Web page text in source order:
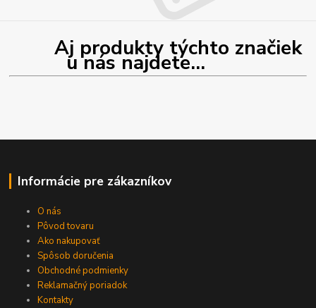
Aj produkty týchto značiek
u nás najdete...
Informácie pre zákazníkov
O nás
Pôvod tovaru
Ako nakupovať
Spôsob doručenia
Obchodné podmienky
Reklamačný poriadok
Kontakty